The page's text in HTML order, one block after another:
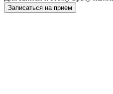
Записаться на прием